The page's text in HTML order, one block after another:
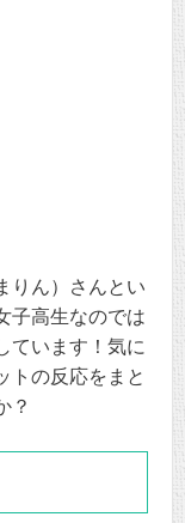
りん）さんとい
子高生なのでは
ています！気に
トの反応をまと
？